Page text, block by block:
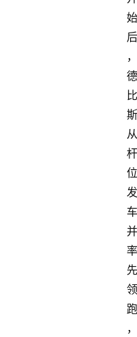
始
后
，
德
比
斯
从
杆
位
发
车
并
率
先
领
跑
，